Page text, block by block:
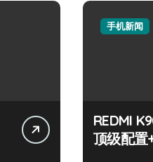
手机新闻
REDMI
顶级配置